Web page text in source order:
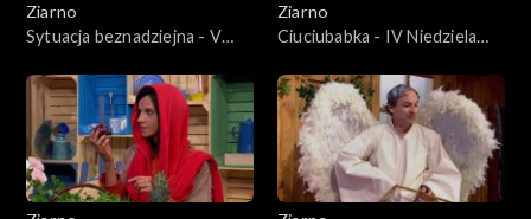
Ziarno
Sytuacja beznadziejna - V
Ziarno
Ciuciubabka - IV Niedziela